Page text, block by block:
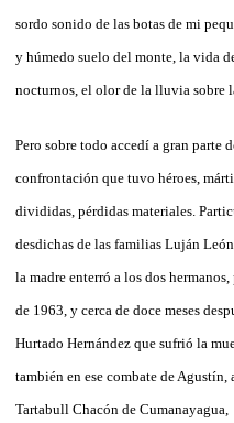
sordo sonido de las botas de mi
y húmedo suelo del monte, la vida
nocturnos, el olor de la lluvia sobre
Pero sobre todo accedí a gran parte
confrontación que tuvo héroes,
divididas, pérdidas materiales.
desdichas de las familias Luján
la madre enterró a los dos
de 1963, y cerca de doce meses
Hurtado Hernández que sufrió la
también en ese combate de
Tartabull Chacón de